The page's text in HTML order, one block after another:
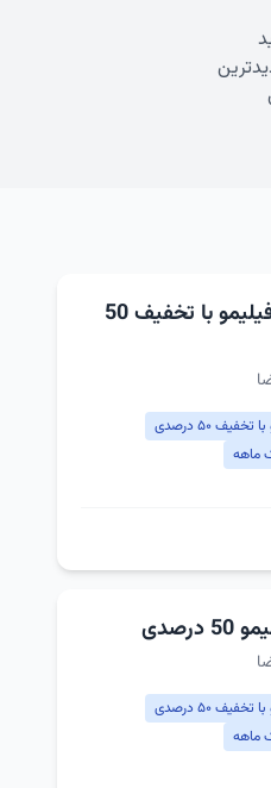
خرید اشتراک فیلیمو با تخفیف 50
۵۰ درصدی
ماهه
۵۰ درصدی
ماهه